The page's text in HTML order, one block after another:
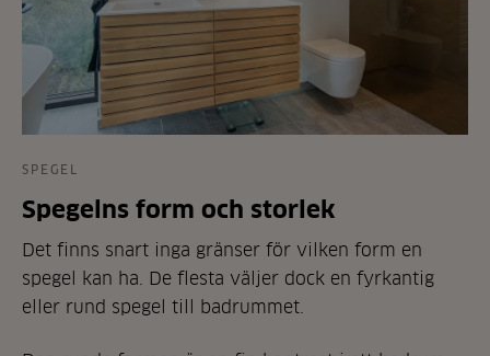
SPEGEL
Spegelns form och storlek
Det finns snart inga gränser för vilken form en
spegel kan ha. De flesta väljer dock en fyrkantig
eller rund spegel till badrummet.